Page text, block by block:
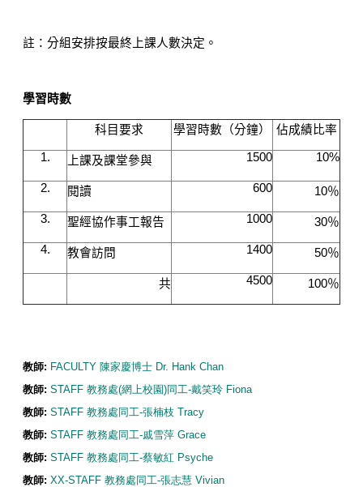
註：分組安排按最終上課人數決定。
學習時數
科目要求 學習時數（分鐘） 佔成績比率
1. 上課及課堂參與 1500 10%
2. 閱讀 600 10％
3. 聖經協作事工報告 1000 30％
4. 教會訪問 1400 50％
共 4500 100％
教師: FACULTY 陳家慶博士 Dr. Hank Chan
教師: STAFF 教務處(網上校園)同工-戴笑玲 Fiona
教師: STAFF 教務處同工-張楠枝 Tracy
教師: STAFF 教務處同工-戚雪萍 Grace
教師: STAFF 教務處同工-蔡敏紅 Psyche
教師: XX-STAFF 教務處同工-張志慧 Vivian